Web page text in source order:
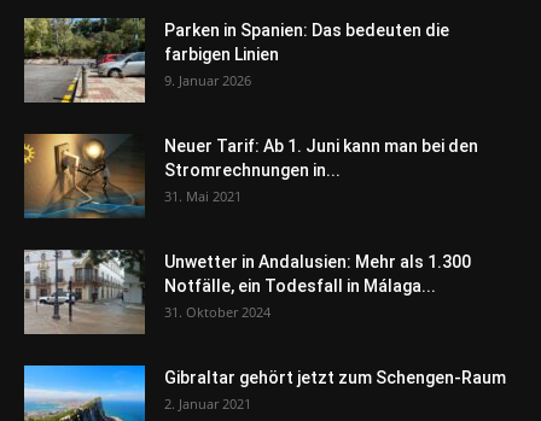
Parken in Spanien: Das bedeuten die
farbigen Linien
9. Januar 2026
Neuer Tarif: Ab 1. Juni kann man bei den
Stromrechnungen in...
31. Mai 2021
Unwetter in Andalusien: Mehr als 1.300
Notfälle, ein Todesfall in Málaga...
31. Oktober 2024
Gibraltar gehört jetzt zum Schengen-Raum
2. Januar 2021